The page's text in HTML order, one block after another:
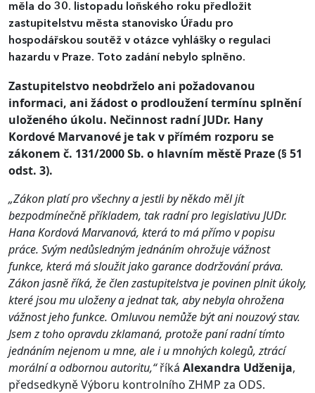
měla do 30. listopadu loňského roku předložit
zastupitelstvu města stanovisko Úřadu pro
hospodářskou soutěž v otázce vyhlášky o regulaci
hazardu v Praze. Toto zadání nebylo splněno.
Zastupitelstvo neobdrželo ani požadovanou
informaci, ani žádost o prodloužení termínu splnění
uloženého úkolu. Nečinnost radní JUDr. Hany
Kordové Marvanové je tak v přímém rozporu se
zákonem č. 131/2000 Sb. o hlavním městě Praze (§ 51
odst. 3).
„Zákon platí pro všechny a jestli by někdo měl jít
bezpodmínečně příkladem, tak radní pro legislativu JUDr.
Hana Kordová Marvanová, která to má přímo v popisu
práce. Svým nedůsledným jednáním ohrožuje vážnost
funkce, která má sloužit jako garance dodržování práva.
Zákon jasně říká, že člen zastupitelstva je povinen plnit úkoly,
které jsou mu uloženy a jednat tak, aby nebyla ohrožena
vážnost jeho funkce. Omluvou nemůže být ani nouzový stav.
Jsem z toho opravdu zklamaná, protože paní radní tímto
jednáním nejenom u mne, ale i u mnohých kolegů, ztrácí
morální a odbornou autoritu,“říká Alexandra Udženija,
předsedkyně Výboru kontrolního ZHMP za ODS.